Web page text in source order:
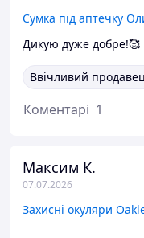
Сумка під аптечку
Дикую дуже добре!🥰
Ввічливий
Коментарі 1
Максим К.
07.07.2026